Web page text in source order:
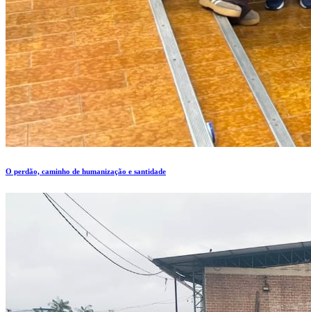
O perdão, caminho de humanização e santidade